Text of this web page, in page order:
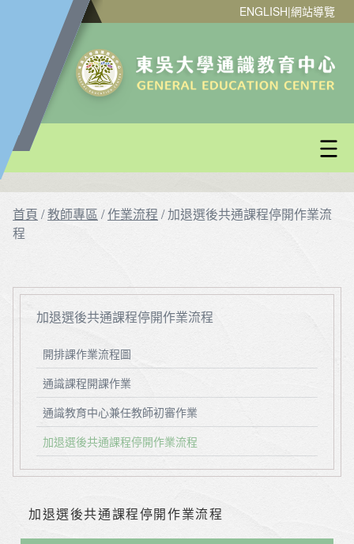
ENGLISH|網站導覽
首頁 /教師專區 /作業流程 /加退選後共通課程停開作業流
程
加退選後共通課程停開作業流程
開排課作業流程圖
通識課程開課作業
通識教育中心兼任教師初審作業
加退選後共通課程停開作業流程
加退選後共通課程停開作業流程